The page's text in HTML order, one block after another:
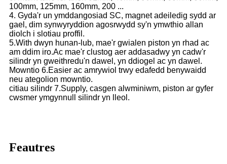
100mm, 125mm, 160mm, 200 ...
4. Gyda'r un ymddangosiad SC, magnet adeiledig sydd ar
gael, dim synwyryddion agosrwydd sy'n ymwthio allan
diolch i slotiau proffil.
5.With dwyn hunan-lub, mae'r gwialen piston yn rhad ac
am ddim iro.Ac mae'r clustog aer addasadwy yn cadw'r
silindr yn gweithredu'n dawel, yn ddiogel ac yn dawel.
Mowntio 6.Easier ac amrywiol trwy edafedd benywaidd
neu ategolion mowntio.
citiau silindr 7.Supply, casgen alwminiwm, piston ar gyfer
cwsmer ymgynnull silindr yn lleol.
Feautres